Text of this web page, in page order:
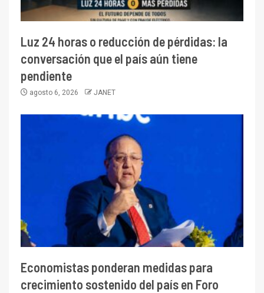
Luz 24 horas o reducción de pérdidas: la
conversación que el país aún tiene
pendiente
agosto 6, 2026 JANET
Economistas ponderan medidas para
crecimiento sostenido del país en Foro